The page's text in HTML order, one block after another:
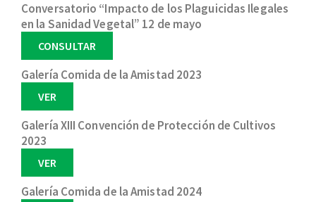
Conversatorio “Impacto de los Plaguicidas Ilegales
en la Sanidad Vegetal” 12 de mayo
CONSULTAR
Galería Comida de la Amistad 2023
VER
Galería XIII Convención de Protección de Cultivos
2023
VER
Galería Comida de la Amistad 2024